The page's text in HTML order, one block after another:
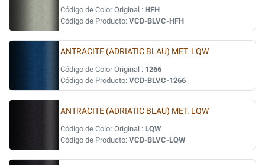
Código de Color Original : HFH
Código de Producto: VCD-BLVC-HFH
ANTRACITE (ADRIATIC BLAU) MET. LQW
Código de Color Original : 1266
Código de Producto: VCD-BLVC-1266
ANTRACITE (ADRIATIC BLAU) MET. LQW
Código de Color Original : LQW
Código de Producto: VCD-BLVC-LQW